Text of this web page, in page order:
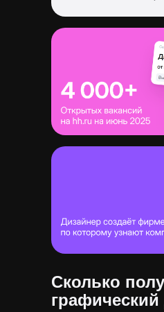
Сколько
графический